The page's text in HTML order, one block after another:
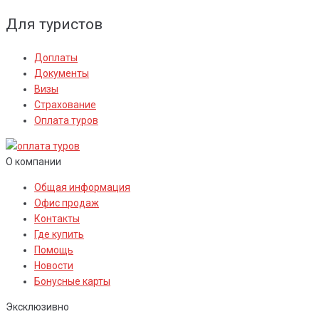
Для туристов
Доплаты
Документы
Визы
Страхование
Оплата туров
О компании
Общая информация
Офис продаж
Контакты
Где купить
Помощь
Новости
Бонусные карты
Эксклюзивно